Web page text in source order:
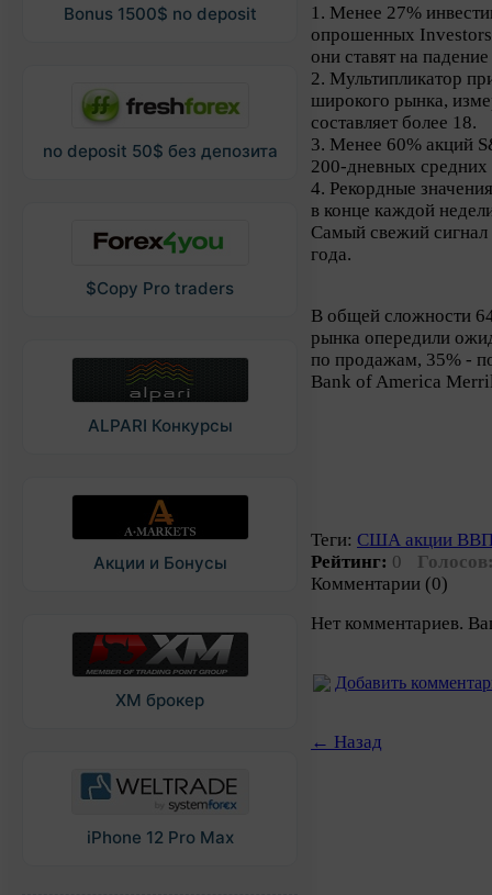
Bonus 1500$ no deposit
no deposit 50$ без депозита
$Copy Pro traders
ALPARI Конкурсы
Акции и Бонусы
XM брокер
iPhone 12 Pro Max
1. Менее 27%
опрошенных
они ставят на
2. Мультипликатор
широкого рынка,
составляет более 18.
3. Менее 60% акций
200-дневных средних
4. Рекордные
в конце каждой
Самый свежий
года.
В общей сложности
рынка опередили
по продажам, 35% -
Bank of America
Теги: США акции
Рейтинг: 0
Комментарии (0)
Нет комментариев.
Добавить
← Назад